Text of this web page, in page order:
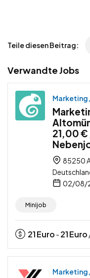
Teile diesen Beitrag:
Verwandte Jobs
21,00 €
85250
02/08/
Minijob
21Euro - 21Euro